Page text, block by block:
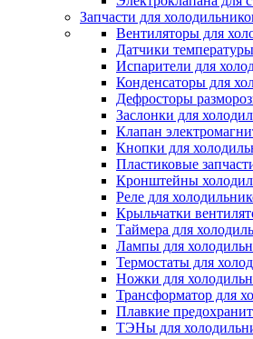
Запчасти для
Вентиляторы для
Датчики
Испарители для
Конденсаторы для
Дефросторы
Заслонки для
Клапан
Кнопки для
Пластиковые
Кронштейны
Реле для
Крыльчатки
Таймера для
Лампы для
Термостаты для
Ножки для
Трансформатор для
Плавкие
ТЭНы для